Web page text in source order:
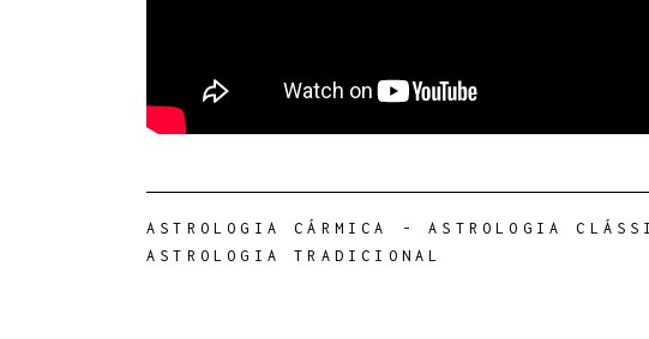
ASTROLOGIA CÁRMICA -ASTROLOGIA
ASTROLOGIA TRADICIONAL